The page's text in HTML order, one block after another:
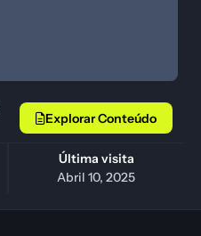
Última visita
Abril 10, 2025
Explorar Conteúdo